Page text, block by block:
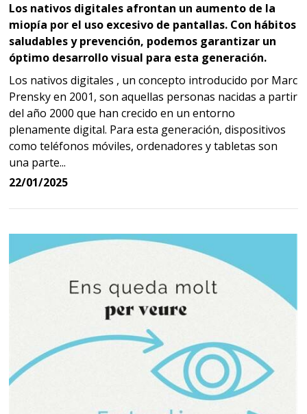
Los nativos digitales afrontan un aumento de la
miopía por el uso excesivo de pantallas. Con hábitos
saludables y prevención, podemos garantizar un
óptimo desarrollo visual para esta generación.
Los nativos digitales , un concepto introducido por Marc
Prensky en 2001, son aquellas personas nacidas a partir
del año 2000 que han crecido en un entorno
plenamente digital. Para esta generación, dispositivos
como teléfonos móviles, ordenadores y tabletas son
una parte...
22/01/2025